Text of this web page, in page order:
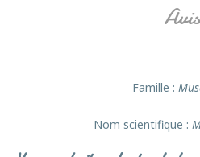
Avis
Famille :
Nom scientifique :